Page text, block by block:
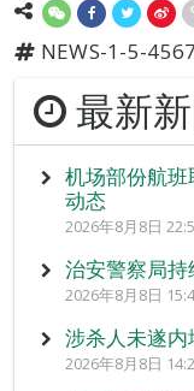
NEWS-1-5-
最新
机场部份航
动态
2026年8月8日
治安警察局持
2026年8月8日
涉杀人未遂
2026年8月8日